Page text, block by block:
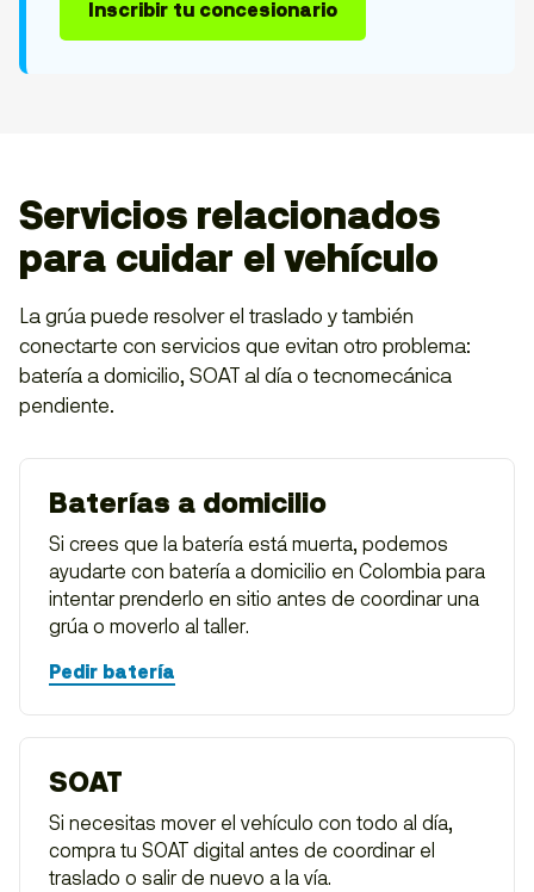
Inscribir tu concesionario
Servicios relacionados
para cuidar el vehículo
La grúa puede resolver el traslado y también
conectarte con servicios que evitan otro problema:
batería a domicilio, SOAT al día o tecnomecánica
pendiente.
Baterías a domicilio
Si crees que la batería está muerta, podemos
ayudarte con batería a domicilio en Colombia para
intentar prenderlo en sitio antes de coordinar una
grúa o moverlo al taller.
Pedir batería
SOAT
Si necesitas mover el vehículo con todo al día,
compra tu SOAT digital antes de coordinar el
traslado o salir de nuevo a la vía.